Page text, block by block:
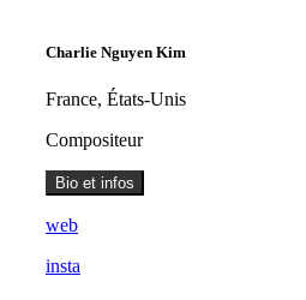
Charlie Nguyen Kim
France, États-Unis
Compositeur
Bio et infos
web
insta